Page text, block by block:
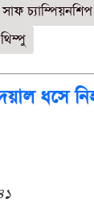
সাফ চ্যাম্পিয়নশিপ
থিম্পু
ধসে